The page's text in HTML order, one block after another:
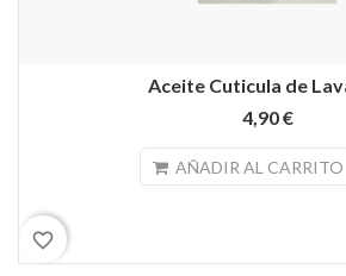
Aceite Cuticula de
4,90 €
AÑADIR AL CARRITO
favorite_border